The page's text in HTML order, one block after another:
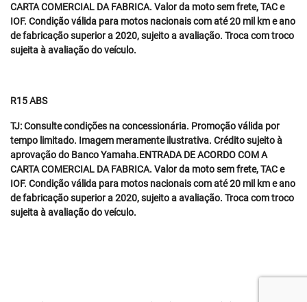
CARTA COMERCIAL DA FABRICA. Valor da moto sem frete, TAC e
IOF. Condição válida para motos nacionais com até 20 mil km e ano
de fabricação superior a 2020, sujeito a avaliação. Troca com troco
sujeita à avaliação do veículo.
R15 ABS
TJ: Consulte condições na concessionária. Promoção válida por
tempo limitado. Imagem meramente ilustrativa. Crédito sujeito à
aprovação do Banco Yamaha.ENTRADA DE ACORDO COM A
CARTA COMERCIAL DA FABRICA. Valor da moto sem frete, TAC e
IOF. Condição válida para motos nacionais com até 20 mil km e ano
de fabricação superior a 2020, sujeito a avaliação. Troca com troco
sujeita à avaliação do veículo.